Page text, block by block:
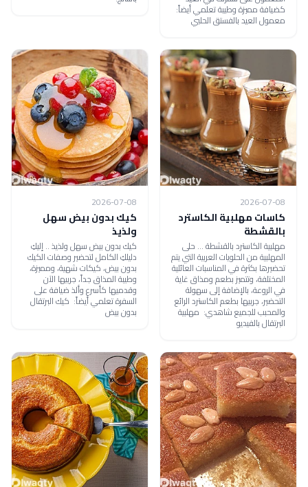
كضيافة مميزة وطيبة تعلمي أيضاً:
معمول العيد بالفستق الحلبي
2026-07-08
كاسات مهلبية الكاسترد
بالقشطة
مهلبية الكاسترد بالقشطة ... حلى
المهلبية من الحلويات العربية التي يتم
تحضيرها بكثرة في المناسبات العائلية
المختلفة، وتتميز بطعم ومذاق غاية
في الروعة، بالإضافة إلى سهولة
التحضير، جربيها بطعم الكاسترد الرائع
والمحبب للجميع شاهدي: مهلبية
البرتقال بالفيديو
2026-07-08
كيك بدون بيض سهل
ولذيذ
كيك بدون بيض سهل ولذيذ .. إليكِ
دليلكِ الكامل لتحضير وصفات الكيك
بدون بيض، كيكات شهية، ومميزة،
وطيبة المذاق جداً، جربيها الآن
وقدميها كأسرع وألذ ضيافة على
السفرة تعلمي أيضاً: كيك البرتقال
بدون بيض